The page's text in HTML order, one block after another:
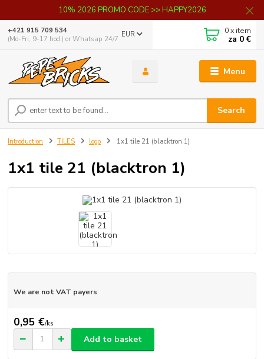
10% 2026 PROMO CODE >> HAPPY2026
Menu
EUR
Search
+421 915 709 534
(Mo-Fri, 9-17 hod.) or Whatsap 24/7
0x item
za 0 €
Introduction TILES logo 1x1 tile 21 (blacktron 1)
1x1 tile 21 (blacktron 1)
We are not VAT payers
0,95 €/ks
Add to basket